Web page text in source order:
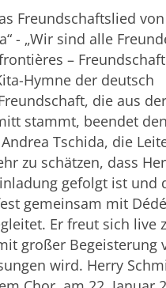
Freundschaftslied
- „Wir sind alle
–
Hymne der deutsch
die aus
stammt, beendet den
Tschida, die
zu schätzen, dass
gefolgt ist und
gemeinsam mit Dédé
Er freut sich live
großer Begeisterung
wird. Herry